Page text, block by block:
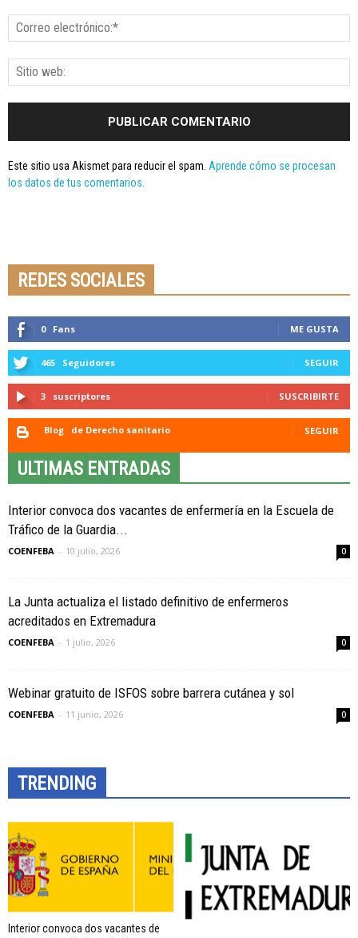
Este sitio usa Akismet para reducir el spam. Aprende cómo se procesan
los datos de tus comentarios.
REDES SOCIALES
0 Fans ME GUSTA
465 Seguidores SEGUIR
3 suscriptores SUSCRIBIRTE
Blog de Derecho sanitario SEGUIR
ULTIMAS ENTRADAS
Interior convoca dos vacantes de enfermería en la Escuela de
Tráfico de la Guardia...
COENFEBA - 10 julio, 2026 0
La Junta actualiza el listado definitivo de enfermeros
acreditados en Extremadura
COENFEBA - 1 julio, 2026 0
Webinar gratuito de ISFOS sobre barrera cutánea y sol
COENFEBA - 11 junio, 2026 0
TRENDING
Interior convoca dos vacantes de